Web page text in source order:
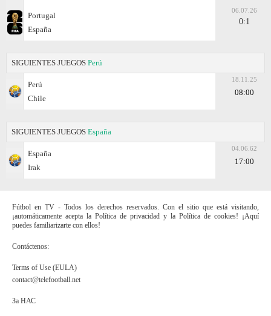
Portugal
España
06.07.26
0:1
SIGUIENTES JUEGOS Perú
Perú
Chile
18.11.25
08:00
SIGUIENTES JUEGOS España
España
Irak
04.06.62
17:00
Fútbol en TV - Todos los derechos reservados. Con el sitio que está visitando,
¡automáticamente acepta la Política de privacidad y la Política de cookies! ¡Aquí
puedes familiarizarte con ellos!
Contáctenos:
Terms of Use (EULA)
contact@telefootball.net
За НАС